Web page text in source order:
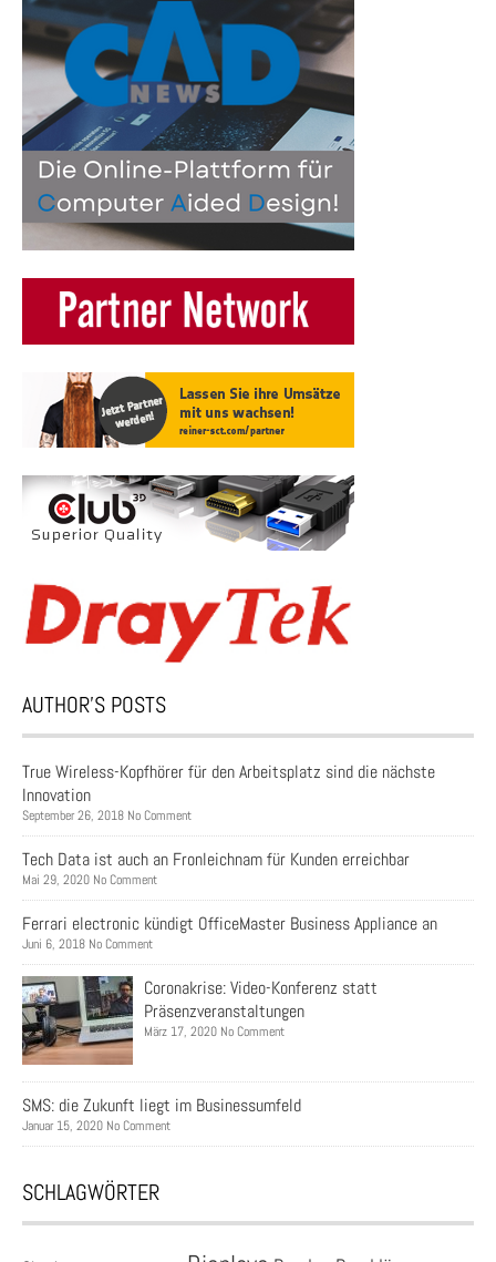
AUTHOR’S POSTS
True Wireless-Kopfhörer für den Arbeitsplatz sind die nächste
Innovation
September 26, 2018 No Comment
Tech Data ist auch an Fronleichnam für Kunden erreichbar
Mai 29, 2020 No Comment
Ferrari electronic kündigt OfficeMaster Business Appliance an
Juni 6, 2018 No Comment
Coronakrise: Video-Konferenz statt
Präsenzveranstaltungen
März 17, 2020 No Comment
SMS: die Zukunft liegt im Businessumfeld
Januar 15, 2020 No Comment
SCHLAGWÖRTER